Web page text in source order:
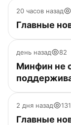
20 часов назад
Главные
день назад 82
Минфин не
2 дня назад 131
Главные